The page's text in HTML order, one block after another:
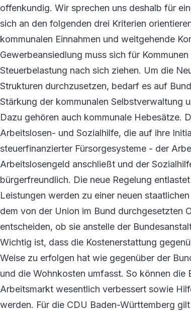
offenkundig. Wir sprechen uns deshalb für
sich an den folgenden drei Kriterien
kommunalen Einnahmen und weitgehende
Gewerbeansiedlung muss sich für
Steuerbelastung nach sich ziehen. Um die
Strukturen durchzusetzen, bedarf es auf
Stärkung der kommunalen Selbstverwaltung
Dazu gehören auch kommunale Hebesätze.
Arbeitslosen- und Sozialhilfe, die auf ihre
steuerfinanzierter Fürsorgesysteme - der
Arbeitslosengeld anschließt und der
bürgerfreundlich. Die neue Regelung
Leistungen werden zu einer neuen
dem von der Union im Bund durchgesetzten
entscheiden, ob sie anstelle der
Wichtig ist, dass die Kostenerstattung
Weise zu erfolgen hat wie gegenüber der
und die Wohnkosten umfasst. So können
Arbeitsmarkt wesentlich verbessert sowie
werden. Für die CDU Baden-Württemberg